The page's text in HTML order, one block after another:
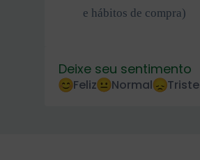
e hábitos de compra)
Deixe seu sentimento
Feliz Normal Triste